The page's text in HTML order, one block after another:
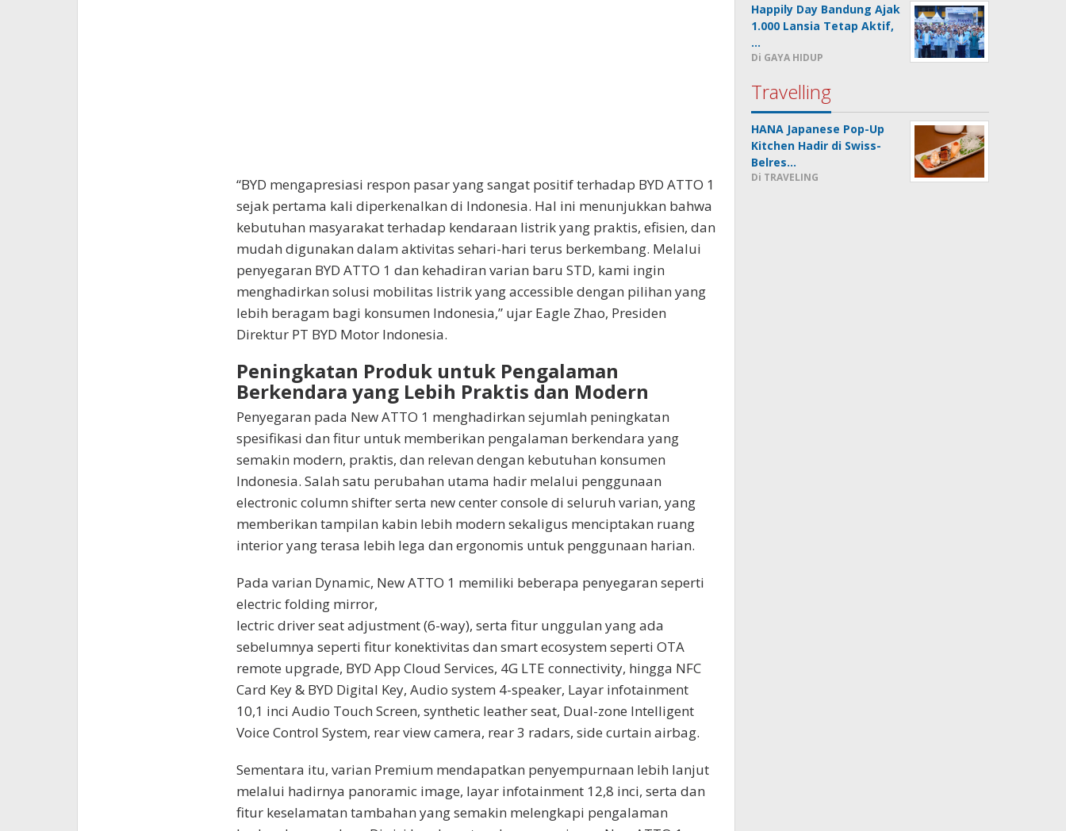
“BYD mengapresiasi respon pasar yang sangat positif terhadap BYD ATTO 1
sejak pertama kali diperkenalkan di Indonesia. Hal ini menunjukkan bahwa
kebutuhan masyarakat terhadap kendaraan listrik yang praktis, efisien, dan
mudah digunakan dalam aktivitas sehari-hari terus berkembang. Melalui
penyegaran BYD ATTO 1 dan kehadiran varian baru STD, kami ingin
menghadirkan solusi mobilitas listrik yang accessible dengan pilihan yang
lebih beragam bagi konsumen Indonesia,” ujar Eagle Zhao, Presiden
Direktur PT BYD Motor Indonesia.
Peningkatan Produk untuk Pengalaman
Berkendara yang Lebih Praktis dan Modern
Penyegaran pada New ATTO 1 menghadirkan sejumlah peningkatan
spesifikasi dan fitur untuk memberikan pengalaman berkendara yang
semakin modern, praktis, dan relevan dengan kebutuhan konsumen
Indonesia. Salah satu perubahan utama hadir melalui penggunaan
electronic column shifter serta new center console di seluruh varian, yang
memberikan tampilan kabin lebih modern sekaligus menciptakan ruang
interior yang terasa lebih lega dan ergonomis untuk penggunaan harian.
Pada varian Dynamic, New ATTO 1 memiliki beberapa penyegaran seperti
electric folding mirror,
lectric driver seat adjustment (6-way), serta fitur unggulan yang ada
sebelumnya seperti fitur konektivitas dan smart ecosystem seperti OTA
remote upgrade, BYD App Cloud Services, 4G LTE connectivity, hingga NFC
Card Key & BYD Digital Key, Audio system 4-speaker, Layar infotainment
10,1 inci Audio Touch Screen, synthetic leather seat, Dual-zone Intelligent
Voice Control System, rear view camera, rear 3 radars, side curtain airbag.
Sementara itu, varian Premium mendapatkan penyempurnaan lebih lanjut
melalui hadirnya panoramic image, layar infotainment 12,8 inci, serta dan
fitur keselamatan tambahan yang semakin melengkapi pengalaman
Happily Day Bandung Ajak
1.000 Lansia Tetap Aktif,
…
Di GAYA HIDUP
Travelling
HANA Japanese Pop-Up
Kitchen Hadir di Swiss-
Belres…
Di TRAVELING